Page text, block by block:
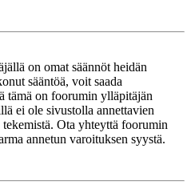
on omat säännöt heidän
sääntöä, voit saada
tämä on foorumin ylläpitäjän
ei ole sivustolla annettavien
Ota yhteyttä foorumin
annetun varoituksen syystä.